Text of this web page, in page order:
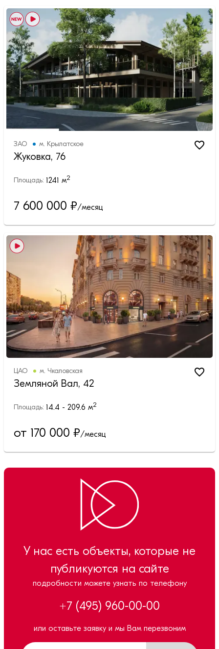
ЗАО м. Крылатское
Жуковка, 76
Площадь: 1241 м2
7 600 000 ₽/месяц
ЦАО м. Чкаловская
Земляной Вал, 42
Площадь: 14.4 - 209.6 м2
от 170 000 ₽/месяц
У нас есть объекты, которые не
публикуются на сайте
подробности можете узнать по телефону
+7 (495) 960-00-00
или оставьте заявку и мы Вам перезвоним